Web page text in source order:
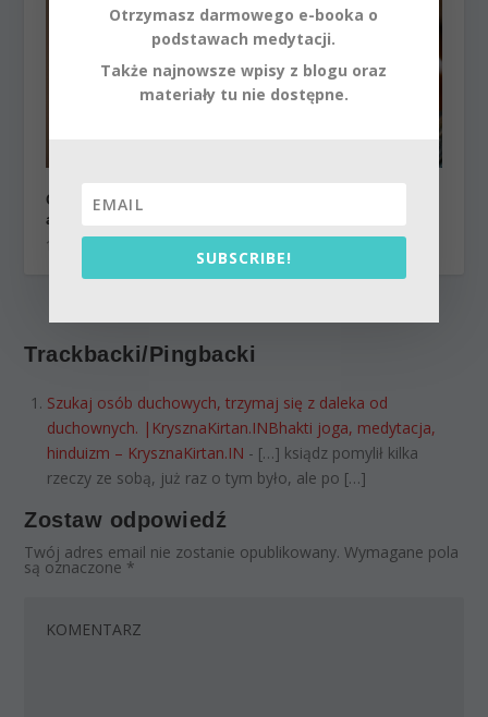
Czy chrześcijanin może zrozumieć sens
awatarów. Prawdziwa historia Narasimhadewa.
14 maja 2014
Trackbacki/Pingbacki
Szukaj osób duchowych, trzymaj się z daleka od
duchownych. |KrysznaKirtan.INBhakti joga, medytacja,
hinduizm – KrysznaKirtan.IN - […] ksiądz pomylił kilka
rzeczy ze sobą, już raz o tym było, ale po […]
Zostaw odpowiedź
Twój adres email nie zostanie opublikowany. Wymagane pola
są oznaczone *
Otrzymasz darmowego e-booka o
podstawach medytacji.
Także najnowsze wpisy z blogu oraz
materiały tu nie dostępne.
SUBSCRIBE!